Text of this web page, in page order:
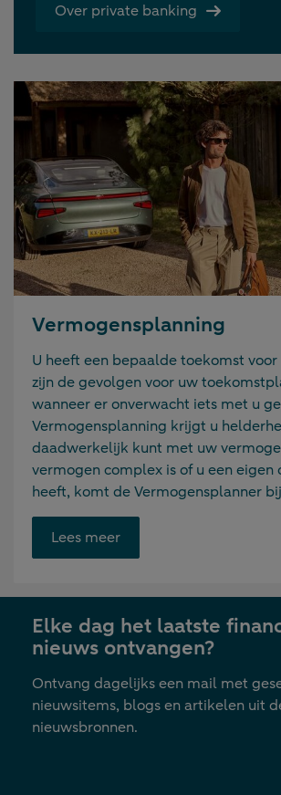
Over private banking
Vermogensplanning
U heeft een bepaalde toekomst voor
zijn de gevolgen voor uw
wanneer er onverwacht iets met u
Vermogensplanning krijgt u
daadwerkelijk kunt met uw
vermogen complex is of u een eigen
heeft, komt de Vermogensplanner
Lees meerOpent
link
nieuwe
tab
Elke dag het laatste
nieuws ontvangen?
Ontvang dagelijks een mail met
nieuwsitems, blogs en artikelen uit
nieuwsbronnen.